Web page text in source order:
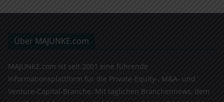
Über MAJUNKE.com
MAJUNKE.com ist seit 2001 eine führende
Informationsplattform für die Private-Equity-, M&A- und
Venture-Capital-Branche. Mit täglichen Branchennews, dem